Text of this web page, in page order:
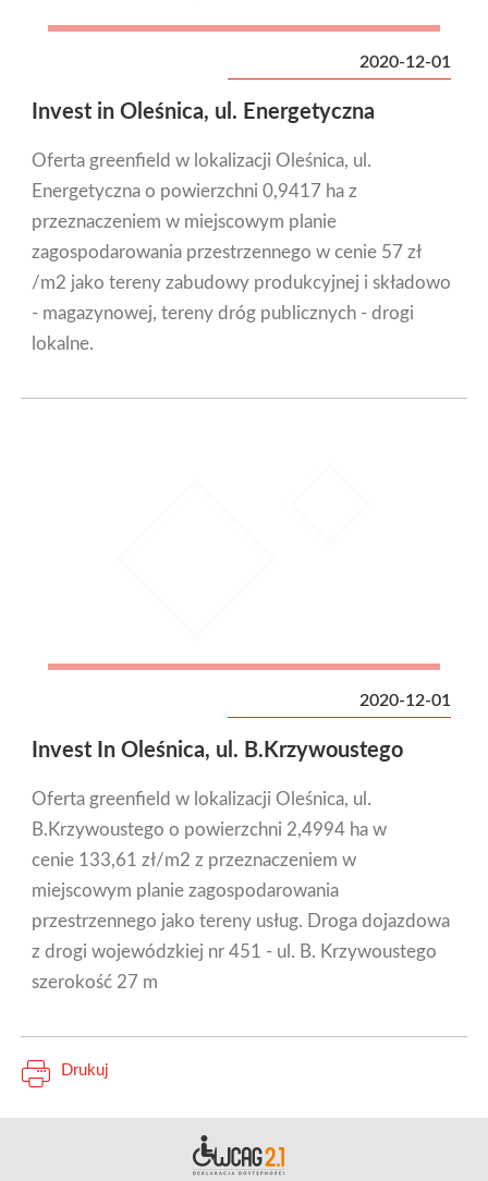
2020-12-01
Invest in Oleśnica, ul. Energetyczna
Oferta greenfield w lokalizacji Oleśnica, ul.
Energetyczna o powierzchni 0,9417 ha z
przeznaczeniem w miejscowym planie
zagospodarowania przestrzennego w cenie 57 zł
/m2 jako tereny zabudowy produkcyjnej i składowo
- magazynowej, tereny dróg publicznych - drogi
lokalne.
2020-12-01
Invest In Oleśnica, ul. B.Krzywoustego
Oferta greenfield w lokalizacji Oleśnica, ul.
B.Krzywoustego o powierzchni 2,4994 ha w
cenie 133,61 zł/m2 z przeznaczeniem w
miejscowym planie zagospodarowania
przestrzennego jako tereny usług. Droga dojazdowa
z drogi wojewódzkiej nr 451 - ul. B. Krzywoustego
szerokość 27 m
Drukuj